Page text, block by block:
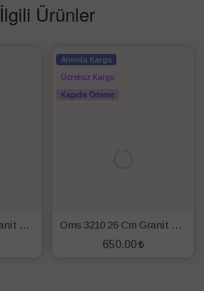
İlgili Ürünler
Oms 3210 24 Cm Granit Tava Gri
Anında Kargo
Ücretsiz Kargo
Kapıda Ödeme
Oms 3210 26 Cm Granit Tava Gri
650.00